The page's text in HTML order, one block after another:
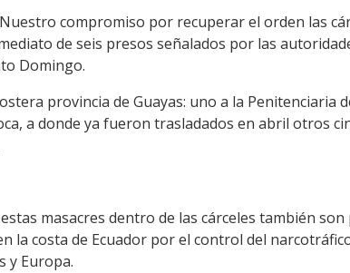
compromiso por recuperar el orden las
de seis presos señalados por las
Domingo.
provincia de Guayas: uno a la Penitenciaria
a donde ya fueron trasladados en abril otros
masacres dentro de las cárceles también
la costa de Ecuador por el control del
y Europa.